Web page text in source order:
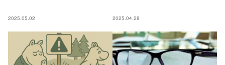
2025.05.02 2025.04.28